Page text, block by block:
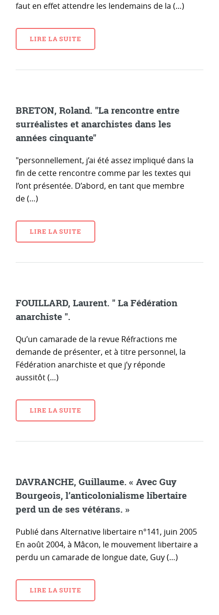
faut en effet attendre les lendemains de la (…)
LIRE LA SUITE
BRETON, Roland. "La rencontre entre
surréalistes et anarchistes dans les
années cinquante"
"personnellement, j’ai été assez impliqué dans la
fin de cette rencontre comme par les textes qui
l’ont présentée. D’abord, en tant que membre
de (…)
LIRE LA SUITE
FOUILLARD, Laurent. " La Fédération
anarchiste ".
Qu’un camarade de la revue Réfractions me
demande de présenter, et à titre personnel, la
Fédération anarchiste et que j’y réponde
aussitôt (…)
LIRE LA SUITE
DAVRANCHE, Guillaume. « Avec Guy
Bourgeois, l’anticolonialisme libertaire
perd un de ses vétérans. »
Publié dans Alternative libertaire n°141, juin 2005
En août 2004, à Mâcon, le mouvement libertaire a
perdu un camarade de longue date, Guy (…)
LIRE LA SUITE